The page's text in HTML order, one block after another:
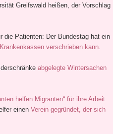
Greifswald heißen, der Vorschlag
die Patienten: Der Bundestag hat ein
verschrieben kann.
abgelegte Wintersachen
helfen Migranten“ für ihre Arbeit
einen Verein gegründet, der sich